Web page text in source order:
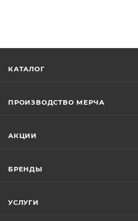
КАТАЛОГ
ПРОИЗВОДСТВО МЕРЧА
АКЦИИ
БРЕНДЫ
УСЛУГИ